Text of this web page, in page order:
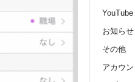
YouTube
お知らせ
その他
アカウン